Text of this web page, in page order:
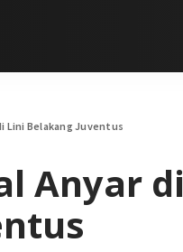
Lini Belakang Juventus
Anyar di